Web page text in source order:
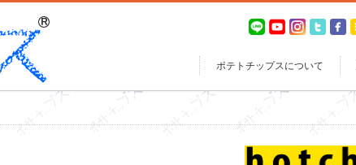
ポテトチップスについて